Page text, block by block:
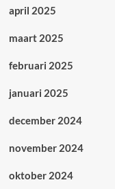
april 2025
maart 2025
februari 2025
januari 2025
december 2024
november 2024
oktober 2024